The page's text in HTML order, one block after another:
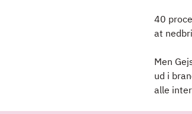
40
at
Men
ud i
alle